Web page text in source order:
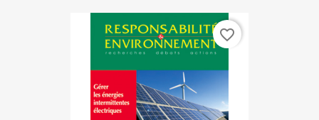
favorite_border